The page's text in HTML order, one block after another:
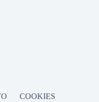
COOKIES